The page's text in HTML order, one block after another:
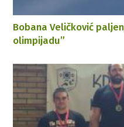
Bobana Veličković
olimpijadu”